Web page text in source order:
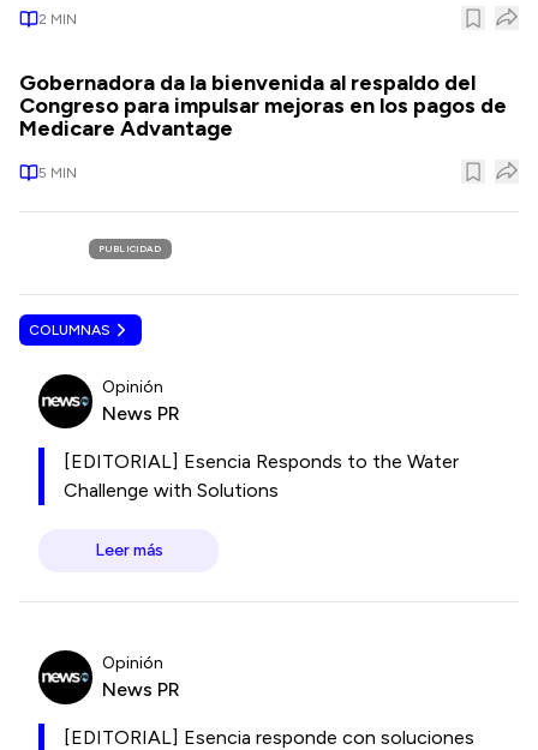
2 MIN
Gobernadora da la bienvenida al respaldo del
Congreso para impulsar mejoras en los pagos de
Medicare Advantage
5 MIN
PUBLICIDAD
COLUMNAS
Opinión
News PR
[EDITORIAL] Esencia Responds to the Water
Challenge with Solutions
Leer más
Opinión
News PR
[EDITORIAL] Esencia responde con soluciones